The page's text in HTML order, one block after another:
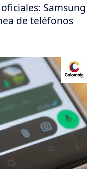
Samsung
de teléfonos